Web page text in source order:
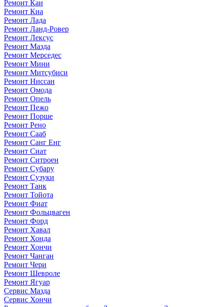
Ремонт Каи
Ремонт Киа
Ремонт Лада
Ремонт Ланд-Ровер
Ремонт Лексус
Ремонт Мазда
Ремонт Мерседес
Ремонт Мини
Ремонт Митсубиси
Ремонт Ниссан
Ремонт Омода
Ремонт Опель
Ремонт Пежо
Ремонт Порше
Ремонт Рено
Ремонт Сааб
Ремонт Санг Енг
Ремонт Сиат
Ремонт Ситроен
Ремонт Субару
Ремонт Сузуки
Ремонт Танк
Ремонт Тойота
Ремонт Фиат
Ремонт Фольцваген
Ремонт Форд
Ремонт Хавал
Ремонт Хонда
Ремонт Хончи
Ремонт Чанган
Ремонт Чери
Ремонт Шевроле
Ремонт Ягуар
Сервис Мазда
Сервис Хончи